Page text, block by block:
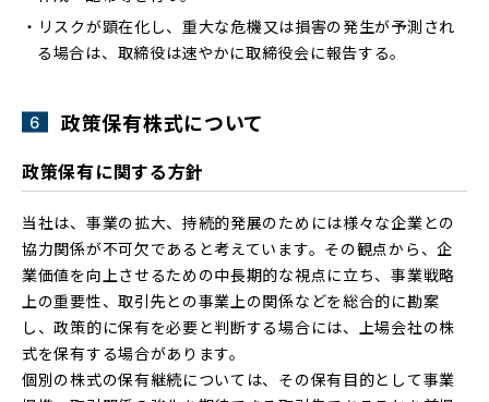
リスクが顕在化し、重大な危機又は損害の発生が予測され
る場合は、取締役は速やかに取締役会に報告する。
政策保有株式について
政策保有に関する方針
当社は、事業の拡大、持続的発展のためには様々な企業との
協力関係が不可欠であると考えています。その観点から、企
業価値を向上させるための中長期的な視点に立ち、事業戦略
上の重要性、取引先との事業上の関係などを総合的に勘案
し、政策的に保有を必要と判断する場合には、上場会社の株
式を保有する場合があります。
個別の株式の保有継続については、その保有目的として事業